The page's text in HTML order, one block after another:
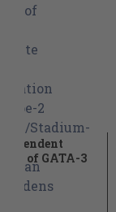
dependent
of GATA-3